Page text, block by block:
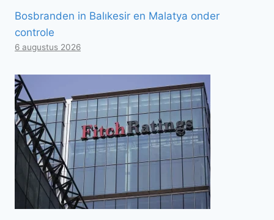
Bosbranden in Balıkesir en Malatya onder
controle
6 augustus 2026